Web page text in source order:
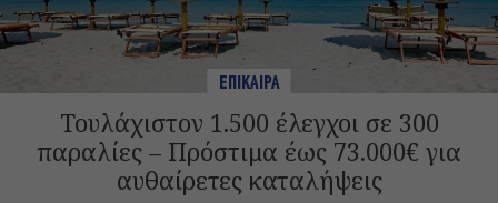
ΕΠΙΚΑΙΡΑ
Τουλάχιστον 1.500 έλεγχοι σε 300
παραλίες – Πρόστιμα έως 73.000€ για
αυθαίρετες καταλήψεις